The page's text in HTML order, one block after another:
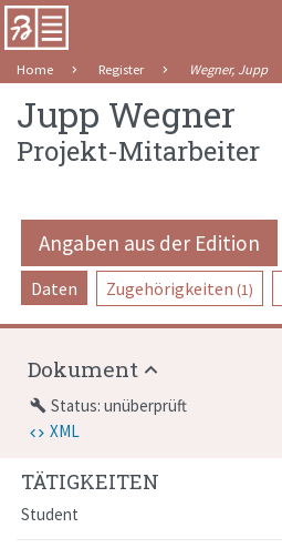
Home Register Wegner, Jupp
Jupp Wegner
Projekt-Mitarbeiter
Angaben aus der Edition
Daten Zugehörigkeiten (1)
TÄTIGKEITEN
Student
Dokument
build Status: unüberprüft
XML